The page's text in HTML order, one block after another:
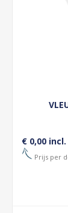
€ 0,00
Prijs per